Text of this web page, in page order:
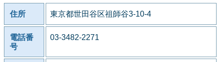
住所 東京都世田谷区祖師谷3-10-4
電話番
号
03-3482-2271